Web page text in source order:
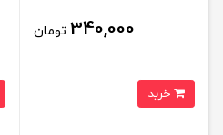
340,000 تومان